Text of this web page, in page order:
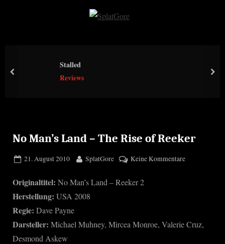
e
Stalled
Reviews
prev
No Man’s Land – The Rise of Reeker
Posted
21. August 2010 By
SplatGore Keine Kommentarezu
Rise
Originaltitel: No Man’s Land – Reeker 2
Herstellung: USA 2008
Regie: Dave Payne
Darsteller: Michael Muhney, Mircea Monroe, Valerie Cruz,
Desmond Askew